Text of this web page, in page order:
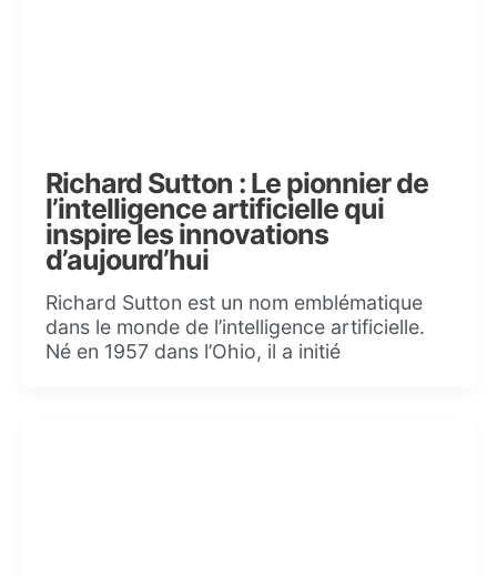
Richard Sutton : Le pionnier de
l’intelligence artificielle qui
inspire les innovations
d’aujourd’hui
Richard Sutton est un nom emblématique
dans le monde de l’intelligence artificielle.
Né en 1957 dans l’Ohio, il a initié